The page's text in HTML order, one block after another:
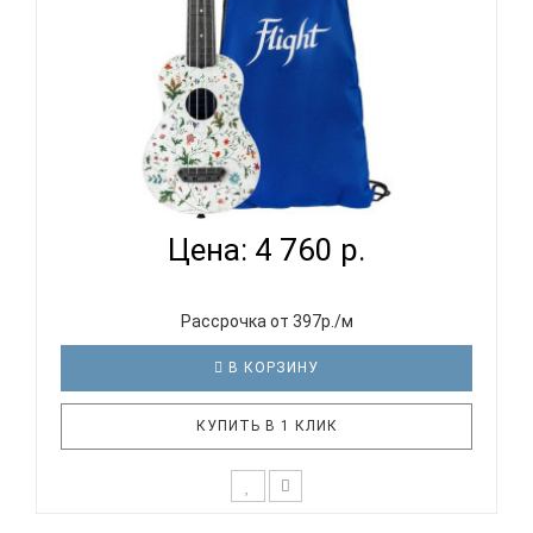
FLIGHT ULTRA S-40 FLOWER - УКУЛЕЛЕ СОПРАНО...
Цена: 4 760 р.
Рассрочка от 397р./м
В КОРЗИНУ
КУПИТЬ В 1 КЛИК